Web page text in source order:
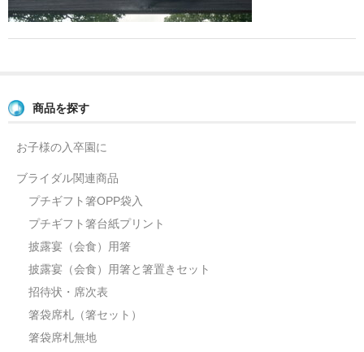
よくあるご質問
商品を探す
お子様の入卒園に
ブライダル関連商品
プチギフト箸OPP袋入
プチギフト箸台紙プリント
披露宴（会食）用箸
披露宴（会食）用箸と箸置きセット
招待状・席次表
箸袋席札（箸セット）
箸袋席札無地